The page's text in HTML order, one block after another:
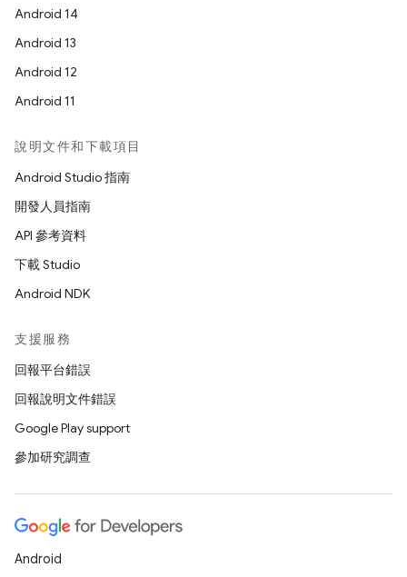
Android 14
Android 13
Android 12
Android 11
說明文件和下載項目
Android Studio 指南
開發人員指南
API 參考資料
下載 Studio
Android NDK
支援服務
回報平台錯誤
回報說明文件錯誤
Google Play support
參加研究調查
Android